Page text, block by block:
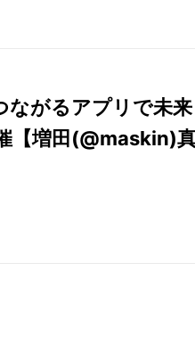
ながるアプリで未来
【増田(@maskin)